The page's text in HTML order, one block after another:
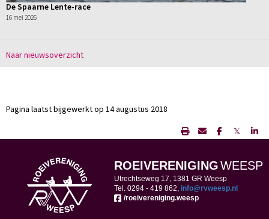
De Spaarne Lente-race
16 mei 2026
Naar nieuwsoverzicht
Pagina laatst bijgewerkt op 14 augustus 2018
𝕏
ROEIVERENIGINGWEESP
Utrechtseweg 17, 1381 GR Weesp
Tel. 0294 - 419 862, ofni@rvweesp.nl
/roeivereniging.weesp